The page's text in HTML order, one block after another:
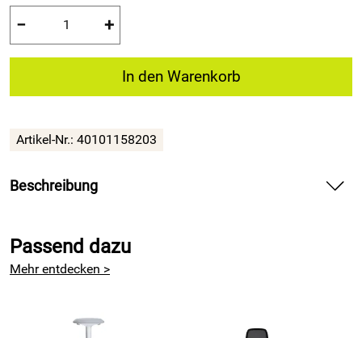
− +
In den Warenkorb
Artikel-Nr.: 40101158203
Beschreibung
Formschön und ergonomisch, genau das richtige für Ihr
Homeoffice!
einfach selbst!
Passend dazu
Mehr entdecken >